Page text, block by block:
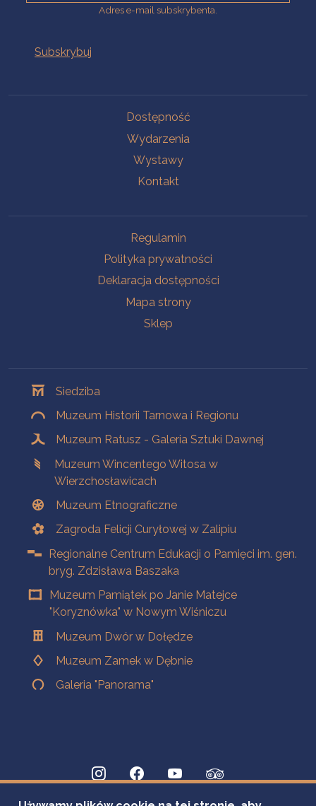
Adres e-mail subskrybenta.
Dostępność
Wydarzenia
Wystawy
Kontakt
Regulamin
Polityka prywatności
Deklaracja dostępności
Mapa strony
Sklep
Siedziba
Muzeum Historii Tarnowa i Regionu
Muzeum Ratusz - Galeria Sztuki Dawnej
Muzeum Wincentego Witosa w
Wierzchosławicach
Muzeum Etnograficzne
Zagroda Felicji Curyłowej w Zalipiu
Regionalne Centrum Edukacji o Pamięci im. gen.
bryg. Zdzisława Baszaka
Muzeum Pamiątek po Janie Matejce
"Koryznówka" w Nowym Wiśniczu
Muzeum Dwór w Dołędze
Muzeum Zamek w Dębnie
Galeria "Panorama"